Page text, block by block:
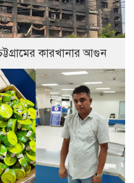
কারখানার আগুন